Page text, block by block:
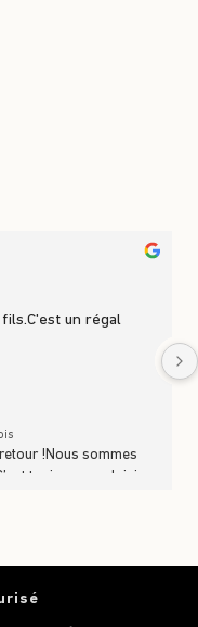
un régal
!Nous sommes
toujours un plaisir
et se dégustent en